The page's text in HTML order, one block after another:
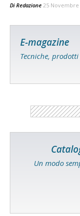
Di Redazione 25 Novembre
E-magazine
Tecniche,
Un modo